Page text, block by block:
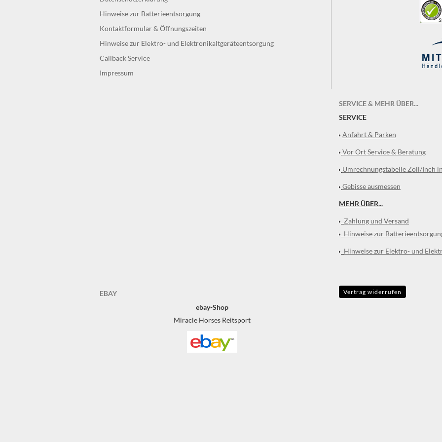
Hinweise zur Batterieentsorgung
Kontaktformular & Öffnungszeiten
Hinweise zur Elektro- und Elektronikaltgeräteentsorgung
Callback Service
Impressum
SERVICE & MEHR ÜBER...
SERVICE
Anfahrt & Parken
Vor Ort Service & Beratung
Umrechnungstabelle Zoll/Inch
Gebisse ausmessen
MEHR ÜBER...
Zahlung und Versand
Hinweise zur
Hinweise zur Elektro- und
EBAY
ebay-Shop
Miracle Horses Reitsport
Vertrag widerrufen